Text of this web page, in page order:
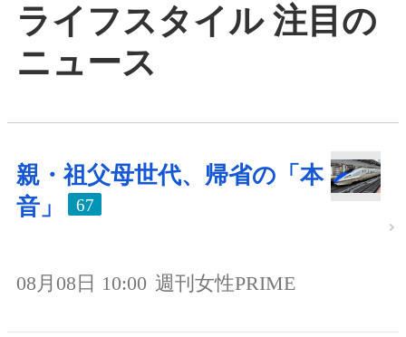
ライフスタイル 注目の
ニュース
親・祖父母世代、帰省の「本
音」
67
08月08日 10:00 週刊女性PRIME